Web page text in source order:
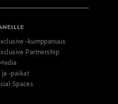
-kumppanuus
Partnership
ja -paikat
Spaces